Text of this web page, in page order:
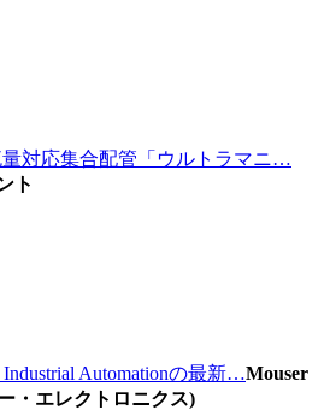
対応集合配管「ウルトラマニ…
ト
Automationの最新…Mouser
・エレクトロニクス)